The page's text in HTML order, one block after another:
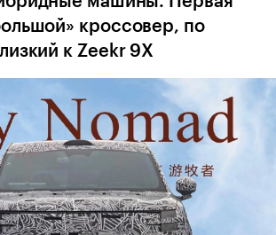
кроссовер, по
к Zeekr 9X